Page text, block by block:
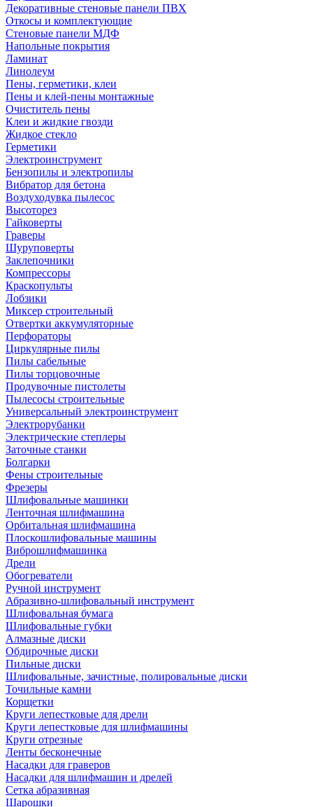
Декоративные стеновые панели ПВХ
Откосы и комплектующие
Стеновые панели МДФ
Напольные покрытия
Ламинат
Линолеум
Пены, герметики, клеи
Пены и клей-пены монтажные
Очиститель пены
Клеи и жидкие гвозди
Жидкое стекло
Герметики
Электроинструмент
Бензопилы и электропилы
Вибратор для бетона
Воздуходувка пылесос
Высоторез
Гайковерты
Граверы
Шуруповерты
Заклепочники
Компрессоры
Краскопульты
Лобзики
Миксер строительный
Отвертки аккумуляторные
Перфораторы
Циркулярные пилы
Пилы сабельные
Пилы торцовочные
Продувочные пистолеты
Пылесосы строительные
Универсальный электроинструмент
Электрорубанки
Электрические степлеры
Заточные станки
Болгарки
Фены строительные
Фрезеры
Шлифовальные машинки
Ленточная шлифмашина
Орбитальная шлифмашина
Плоскошлифовальные машины
Виброшлифмашинка
Дрели
Обогреватели
Ручной инструмент
Абразивно-шлифовальный инструмент
Шлифовальная бумага
Шлифовальные губки
Алмазные диски
Обдирочные диски
Пильные диски
Шлифовальные, зачистные, полировальные диски
Точильные камни
Корщетки
Круги лепестковые для дрели
Круги лепестковые для шлифмашины
Круги отрезные
Ленты бесконечные
Насадки для граверов
Насадки для шлифмашин и дрелей
Сетка абразивная
Шарошки